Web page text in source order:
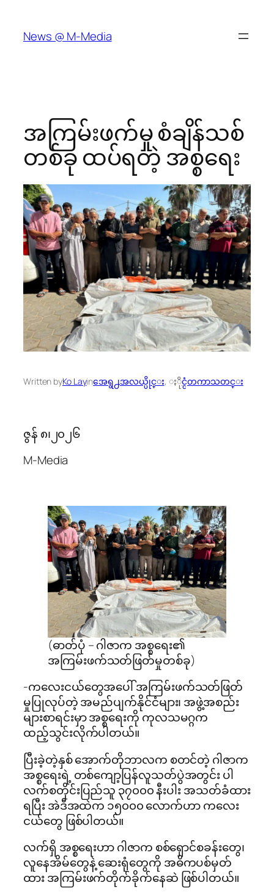
content
News @ M-Media
အကြမ်းဖက်မှု စံချိန်သစ်
တစ်ခု ထပ်ရတဲ့ အစ္စရေး
Written byKo Layinအေရွ႕အလယ္ပိုင္း, ႏိုင္ငံတကာသတင္း
ဇွန် ၈၊၂၀၂၆
M-Media
(ဓာတ်ပုံ – ဂါဇာက အစ္စရေး၏
အကြမ်းဖက်သတ်ဖြတ်မှုတစ်ခု)
-ကလေးငယ်တွေအပေါ် အကြမ်းဖက်သတ်ဖြတ်
မှုပြုလုပ်တဲ့ အမည်ပျက်နိုင်ငံများ၊ အဖွဲ့အစည်း
များစာရင်းမှာ အစ္စရေးကို ကုလသမဂ္ဂက
ထည့်သွင်းလိုက်ပါတယ်။
ပြီးခဲ့တဲ့နှစ် အောက်တိုဘာလက စတင်တဲ့ ဂါဇာက
အစ္စရေးရဲ့ တစ်ကျော့ပြန်လူသတ်ပွဲအတွင်း ပါ
လက်စတိုင်းပြည်သူ ၃၇၀၀၀ နီးပါး အသတ်ခံထား
ရပြီး အဲဒီအထဲက ၁၅၀၀၀ လောက်ဟာ ကလေး
ငယ်တွေ ဖြစ်ပါတယ်။
လက်ရှိ အစ္စရေးဟာ ဂါဇာက စစ်ရှောင်စခန်းတွေ၊
လူနေအိမ်တွေနဲ့ ဆေးရုံတွေကို အဓိကပစ်မှတ်
ထား အကြမ်းဖက်တိုက်ခိုက်နေဆဲ ဖြစ်ပါတယ်။